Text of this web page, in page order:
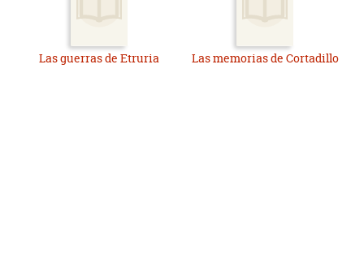
Las guerras de Etruria Las memorias de Cortadillo